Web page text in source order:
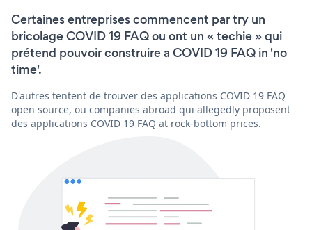
Certaines entreprises commencent par try un
bricolage COVID 19 FAQ ou ont un « techie » qui
prétend pouvoir construire a COVID 19 FAQ in 'no
time'.
D'autres tentent de trouver des applications COVID 19 FAQ
open source, ou companies abroad qui allegedly proposent
des applications COVID 19 FAQ at rock-bottom prices.